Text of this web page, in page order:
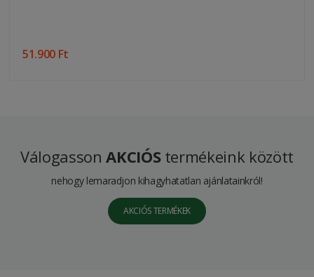
51.900 Ft
VálogassonAKCIÓStermékeink között
nehogy lemaradjon kihagyhatatlan ajánlatainkról!
AKCIÓS TERMÉKEK